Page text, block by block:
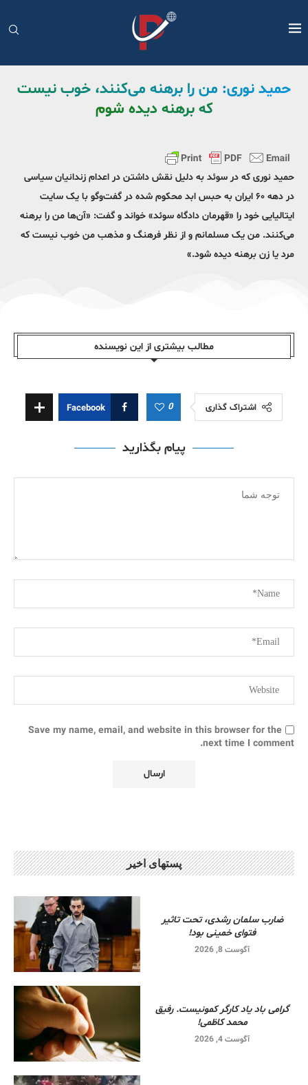
حمید نوری: من را برهنه می‌کنند، خوب نیست
که برهنه دیده شوم
حمید نوری که در سوئد به دلیل نقش داشتن در اعدام زندانیان سیاسی
در دهه ۶۰ ایران به حبس ابد محکوم شده در گفت‌وگو با یک سایت
ایتالیایی خود را «قهرمان دادگاه سوئد» خواند و گفت: «آن‌ها من را برهنه
می‌کنند. من یک مسلمانم و از نظر فرهنگ و مذهب من خوب نیست که
مرد یا زن برهنه دیده شود.»
مطالب بیشتری از این نویسندە
اشتراک گذاری 0
Facebook
پیام بگذارید
Save my name, email, and website in this browser for the
next time I comment.
پستهای اخیر
ضارب سلمان رشدی، تحت تاثیر
فتوای خمینی بود!
آگوست 8, 2026
گرامی باد یاد کارگر کمونیست. رفیق
محمد کاظمی!
آگوست 4, 2026